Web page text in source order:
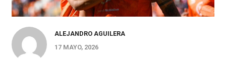
ALEJANDRO AGUILERA
17 MAYO, 2026